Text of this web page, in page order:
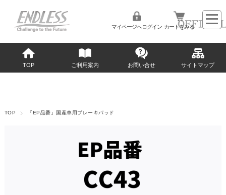
マイページへログイン カートをみる
TOP ご利用案内 お問い合せ サイトマップ
TOP 『EP品番』国産車用ブレーキパッド